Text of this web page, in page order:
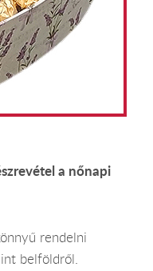
a nőnapi
rendelni
belföldről.